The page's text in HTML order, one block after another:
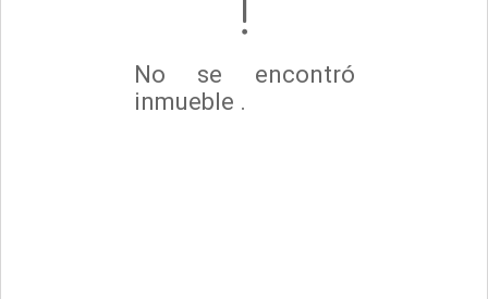
No se encontró
inmueble .